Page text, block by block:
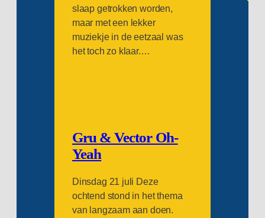
slaap getrokken worden,
maar met een lekker
muziekje in de eetzaal was
het toch zo klaar.…
Gru & Vector Oh-
Yeah
Dinsdag 21 juli Deze
ochtend stond in het thema
van langzaam aan doen.